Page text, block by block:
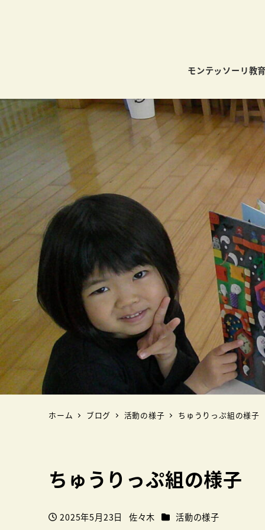
モンテッソーリ教
ホーム ブログ 活動の様子 ちゅうりっぷ組の様子
ちゅうりっぷ組の様子
投稿日
2025年5月23日
著
佐々木 カテゴリー
活動の様子